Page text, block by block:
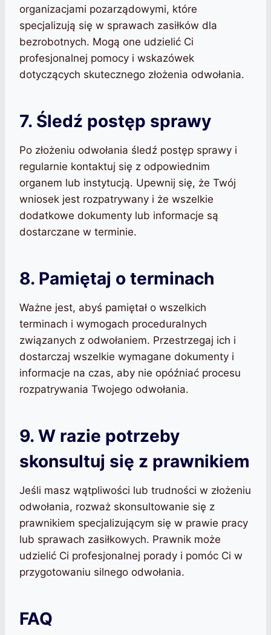
organizacjami pozarządowymi, które
specjalizują się w sprawach zasiłków dla
bezrobotnych. Mogą one udzielić Ci
profesjonalnej pomocy i wskazówek
dotyczących skutecznego złożenia odwołania.
7. Śledź postęp sprawy
Po złożeniu odwołania śledź postęp sprawy i
regularnie kontaktuj się z odpowiednim
organem lub instytucją. Upewnij się, że Twój
wniosek jest rozpatrywany i że wszelkie
dodatkowe dokumenty lub informacje są
dostarczane w terminie.
8. Pamiętaj o terminach
Ważne jest, abyś pamiętał o wszelkich
terminach i wymogach proceduralnych
związanych z odwołaniem. Przestrzegaj ich i
dostarczaj wszelkie wymagane dokumenty i
informacje na czas, aby nie opóźniać procesu
rozpatrywania Twojego odwołania.
9. W razie potrzeby
skonsultuj się z prawnikiem
Jeśli masz wątpliwości lub trudności w złożeniu
odwołania, rozważ skonsultowanie się z
prawnikiem specjalizującym się w prawie pracy
lub sprawach zasiłkowych. Prawnik może
udzielić Ci profesjonalnej porady i pomóc Ci w
przygotowaniu silnego odwołania.
FAQ